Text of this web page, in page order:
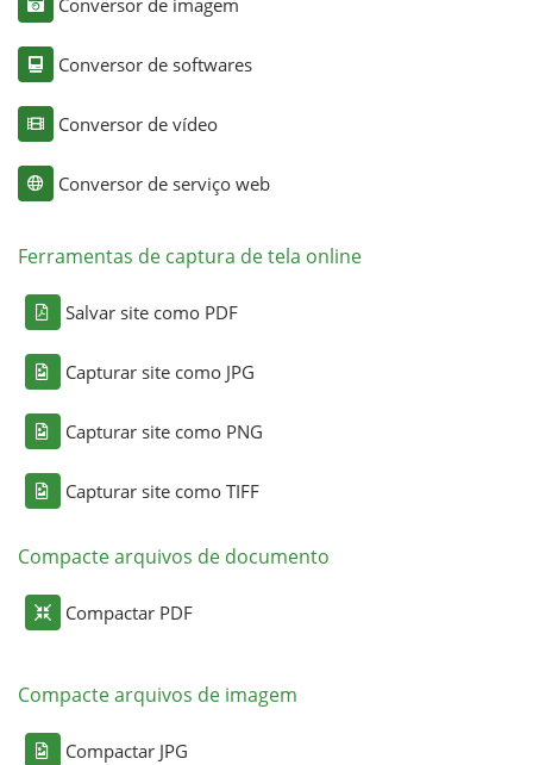
Conversor de imagem
Conversor de softwares
Conversor de vídeo
Conversor de serviço web
Ferramentas de captura de tela online
Salvar site como PDF
Capturar site como JPG
Capturar site como PNG
Capturar site como TIFF
Compacte arquivos de documento
Compactar PDF
Compacte arquivos de imagem
Compactar JPG